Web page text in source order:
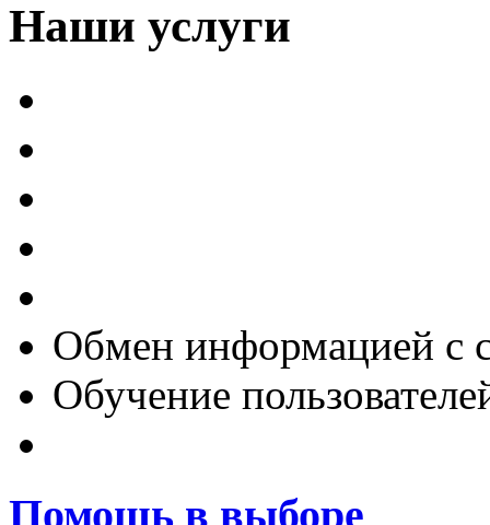
Наши услуги
Обмен информацией с
Обучение
Помощь в выборе